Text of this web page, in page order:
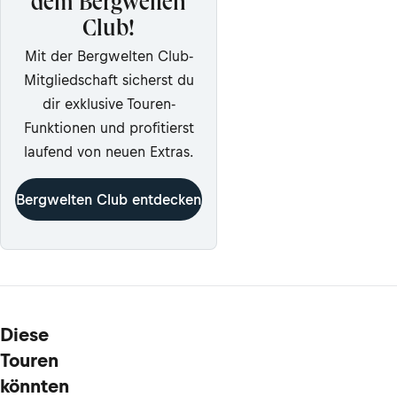
dem Bergwelten
Club!
Mit der Bergwelten Club-
Mitgliedschaft sicherst du
dir exklusive Touren-
Funktionen und profitierst
laufend von neuen Extras.
Bergwelten Club entdecken
Diese
Touren
könnten